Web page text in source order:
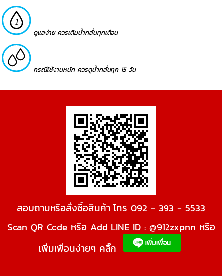
ดูแลง่าย ควรเติมน้ำกลั่นทุกเดือน
กรณีใช้งานหนัก ควรดูน้ำกลั่นทุก 15 วัน
สอบถามหรือสั่งซื้อสินค้า โทร 092 - 393 - 5533
Scan QR Code หรือ Add LINE ID : @912zxpnn หรือ
เพิ่มเพื่อนง่ายๆ คลิ๊ก